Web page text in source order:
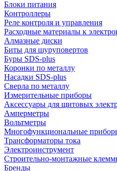
Блоки питания
Контроллеры
Реле контроля и управления
Расходные материалы к
Алмазные диски
Биты для шуруповертов
Буры SDS-plus
Коронки по металлу
Насадки SDS-plus
Сверла по металлу
Измерительные приборы
Аксессуары для щитовых
Амперметры
Вольтметры
Многофункциональные
Трансформаторы тока
Электроинструмент
Строительно-монтажные
Бренды